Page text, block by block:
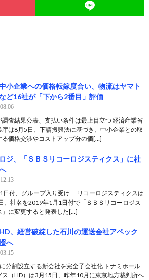
小企業への価格転嫁度合い、物流はヤマト
ど16社が「下から2番目」評価
調査結果公表、支払い条件は最上目立つ 経済産業省
庁は8月5日、下請振興法に基づき、中小企業との取
る価格交渉やコストアップ分の価[…]
ジ、「ＳＢＳリコーロジスティクス」に社
日付、グループ入り受け リコーロジスティクスは
、社名を2019年1月1日付で「ＳＢＳリコーロジス
」に変更すると発表した[…]
、経営破綻した石川の運送会社アペック
へ
分割設立する新会社を完全子会社化 トナミホール
ス（HD）は3月15日、昨年10月に東京地方裁判所へ